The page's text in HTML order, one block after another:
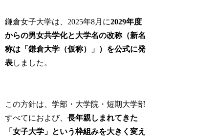
鎌倉女子大学は、2025年8月に2029年度
からの男女共学化と大学名の改称（新名
称は「鎌倉大学（仮称）」）を公式に発
表しました。
この方針は、学部・大学院・短期大学部
すべてにおよび、長年親しまれてきた
「女子大学」という枠組みを大きく変え